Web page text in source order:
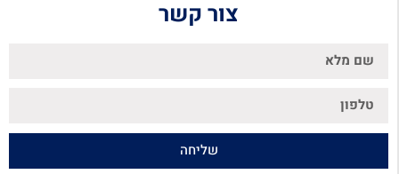
צור קשר
שליחה